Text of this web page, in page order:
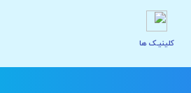
کلینیـک ها